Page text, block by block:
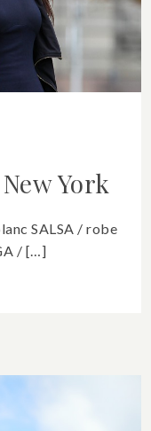
York
SALSA / robe
/ […]